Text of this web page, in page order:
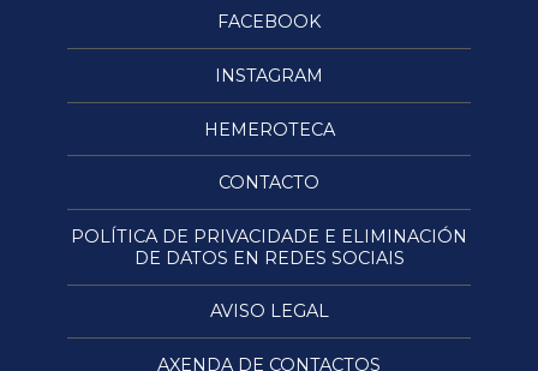
FACEBOOK
INSTAGRAM
HEMEROTECA
CONTACTO
POLÍTICA DE PRIVACIDADE E ELIMINACIÓN
DE DATOS EN REDES SOCIAIS
AVISO LEGAL
AXENDA DE CONTACTOS